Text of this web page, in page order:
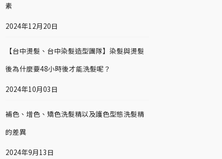
素
2024年12月20日
【台中燙髮、台中染髮造型團隊】染髮與燙髮
後為什麼要48小時後才能洗髮呢？
2024年10月03日
補色、增色、矯色洗髮精以及護色型態洗髮精
的差異
2024年9月13日